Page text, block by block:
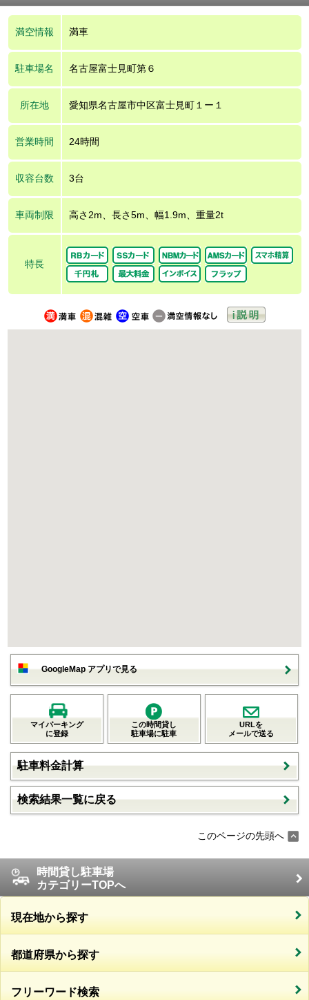
満空情報 満車
駐車場名 名古屋富士見町第６
所在地 愛知県名古屋市中区富士見町１ー１
営業時間 24時間
収容台数 3台
車両制限 高さ2m、長さ5m、幅1.9m、重量2t
特長
GoogleMap アプリで見る
マイパーキング
に登録
この時間貸し
駐車場に駐車
URLを
メールで送る
駐車料金計算
検索結果一覧に戻る
このページの先頭へ
時間貸し駐車場
カテゴリーTOPへ
現在地から探す
都道府県から探す
フリーワード検索